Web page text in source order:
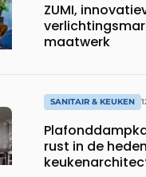
ZUMI,
maatwerk
SANITAIR & KEUKEN
rust in de